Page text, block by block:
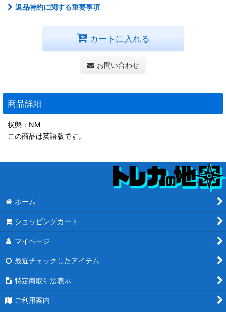
返品特約に関する重要事項
カートに入れる
お問い合わせ
商品詳細
状態：NM
この商品は英語版です。
ホーム
ショッピングカート
マイページ
最近チェックしたアイテム
特定商取引法表示
ご利用案内